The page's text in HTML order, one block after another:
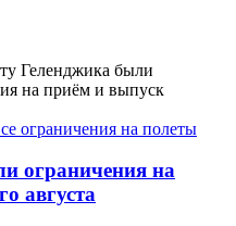
Геленджика были
на приём и выпуск
ограничения на
августа